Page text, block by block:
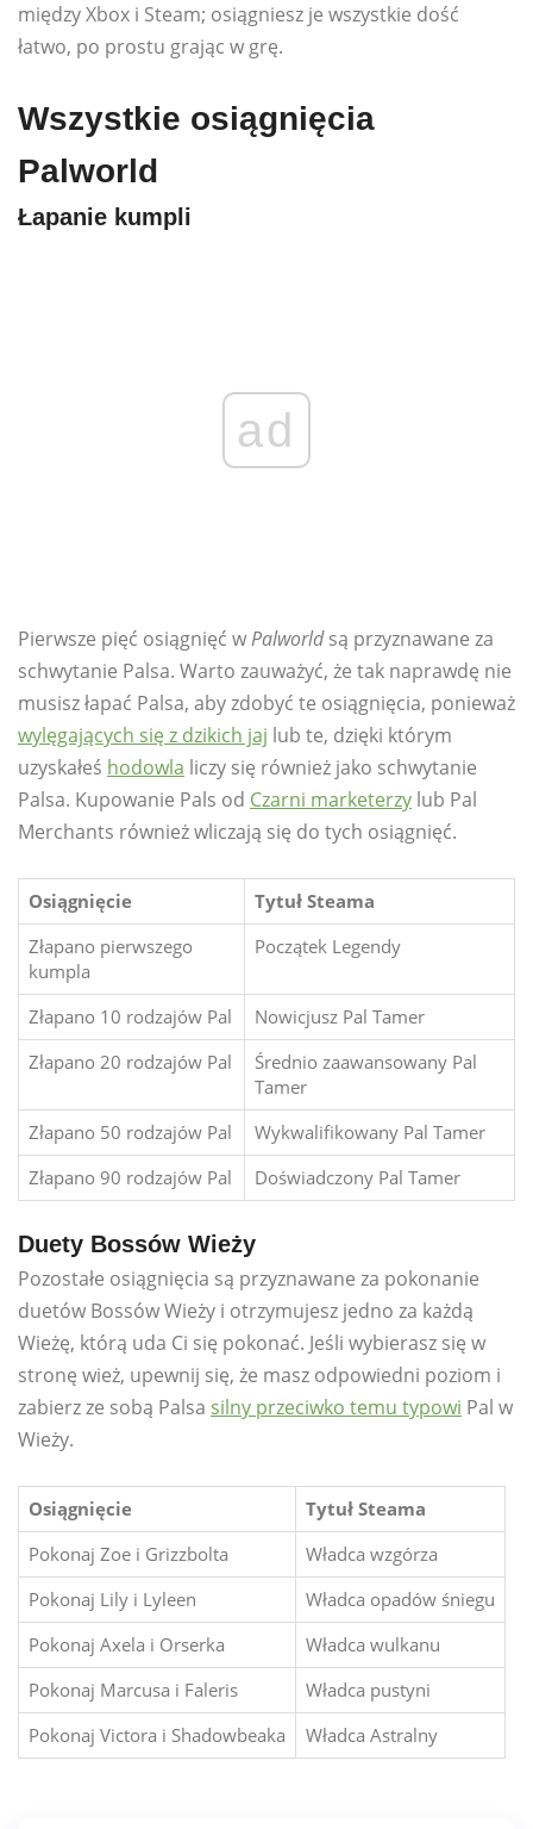
między Xbox i Steam; osiągniesz je wszystkie dość
łatwo, po prostu grając w grę.
Wszystkie osiągnięcia
Palworld
Łapanie kumpli
ad
Pierwsze pięć osiągnięć wPalworldsą przyznawane za
schwytanie Palsa. Warto zauważyć, że tak naprawdę nie
musisz łapać Palsa, aby zdobyć te osiągnięcia, ponieważ
wylęgających się z dzikich jaj lub te, dzięki którym
uzyskałeś hodowla liczy się również jako schwytanie
Palsa. Kupowanie Pals od Czarni marketerzy lub Pal
Merchants również wliczają się do tych osiągnięć.
Osiągnięcie
Tytuł Steama
Złapano pierwszego
kumpla
Początek Legendy
Złapano 10 rodzajów Pal
Nowicjusz Pal Tamer
Złapano 20 rodzajów Pal
Średnio zaawansowany Pal
Tamer
Złapano 50 rodzajów Pal
Wykwalifikowany Pal Tamer
Złapano 90 rodzajów Pal
Doświadczony Pal Tamer
Duety Bossów Wieży
Pozostałe osiągnięcia są przyznawane za pokonanie
duetów Bossów Wieży i otrzymujesz jedno za każdą
Wieżę, którą uda Ci się pokonać. Jeśli wybierasz się w
stronę wież, upewnij się, że masz odpowiedni poziom i
zabierz ze sobą Palsa silny przeciwko temu typowi Pal w
Wieży.
Osiągnięcie
Tytuł Steama
Pokonaj Zoe i Grizzbolta
Władca wzgórza
Pokonaj Lily i Lyleen
Władca opadów śniegu
Pokonaj Axela i Orserka
Władca wulkanu
Pokonaj Marcusa i Faleris
Władca pustyni
Pokonaj Victora i Shadowbeaka
Władca Astralny